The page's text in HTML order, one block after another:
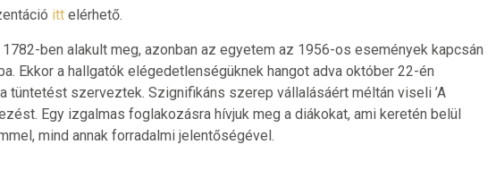
itt elérhető.
ben alakult meg, azonban az egyetem az 1956-os események kapcsán
Ekkor a hallgatók elégedetlenségüknek hangot adva október 22-én
tüntetést szerveztek. Szignifikáns szerep vállalásáért méltán viseli ’A
Egy izgalmas foglakozásra hívjuk meg a diákokat, ami keretén belül
mind annak forradalmi jelentőségével.